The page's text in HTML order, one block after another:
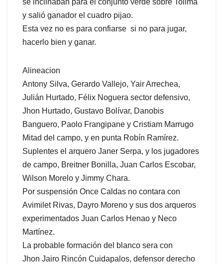
se inclinaban para el conjunto verde sobre Tolima
y salió ganador el cuadro pijao.
Esta vez no es para confiarse si no para jugar,
hacerlo bien y ganar.
Alineacion
Antony Silva, Gerardo Vallejo, Yair Arrechea,
Julián Hurtado, Félix Noguera sector defensivo,
Jhon Hurtado, Gustavo Bolívar, Danobis
Banguero, Paolo Frangipane y Cristiam Marrugo
Mitad del campo, y en punta Robín Ramírez.
Suplentes el arquero Janer Serpa, y los jugadores
de campo, Breitner Bonilla, Juan Carlos Escobar,
Wilson Morelo y Jimmy Chara.
Por suspensión Once Caldas no contara con
Avimilet Rivas, Dayro Moreno y sus dos arqueros
experimentados Juan Carlos Henao y Neco
Martínez.
La probable formación del blanco sera con
Jhon Jairo Rincón Cuidapalos, defensor derecho